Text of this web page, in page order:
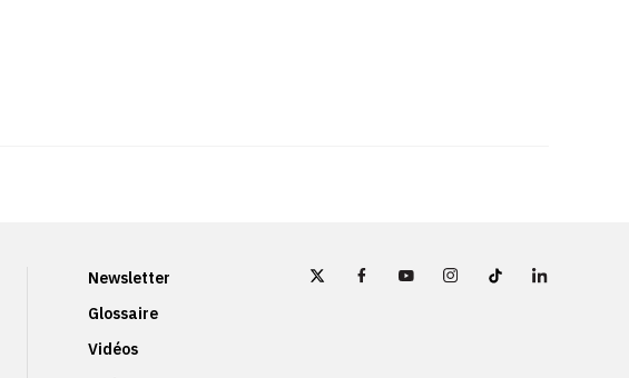
Newsletter
Glossaire
Vidéos